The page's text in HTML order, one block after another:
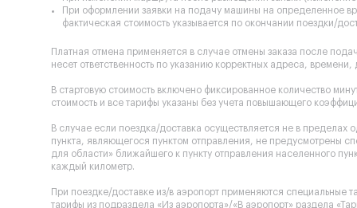
При оформлении заявки на подачу машины на определенное
фактическая стоимость указывается по окончании поездки/
Платная отмена применяется в случае отмены заказа после
несет ответственность по указанию корректных адреса,
В стартовую стоимость включено фиксированное количество
стоимость и все тарифы указаны без учета повышающего
В случае если поездка/доставка осуществляется не в
пункта, являющегося пунктом отправления, не предусмотрены
для области» ближайшего к пункту отправления населенного
каждый километр.
При поездке/доставке из/в аэропорт применяются специальные
тарифы из подраздела «Из аэропорта»/«В аэропорт» раздела